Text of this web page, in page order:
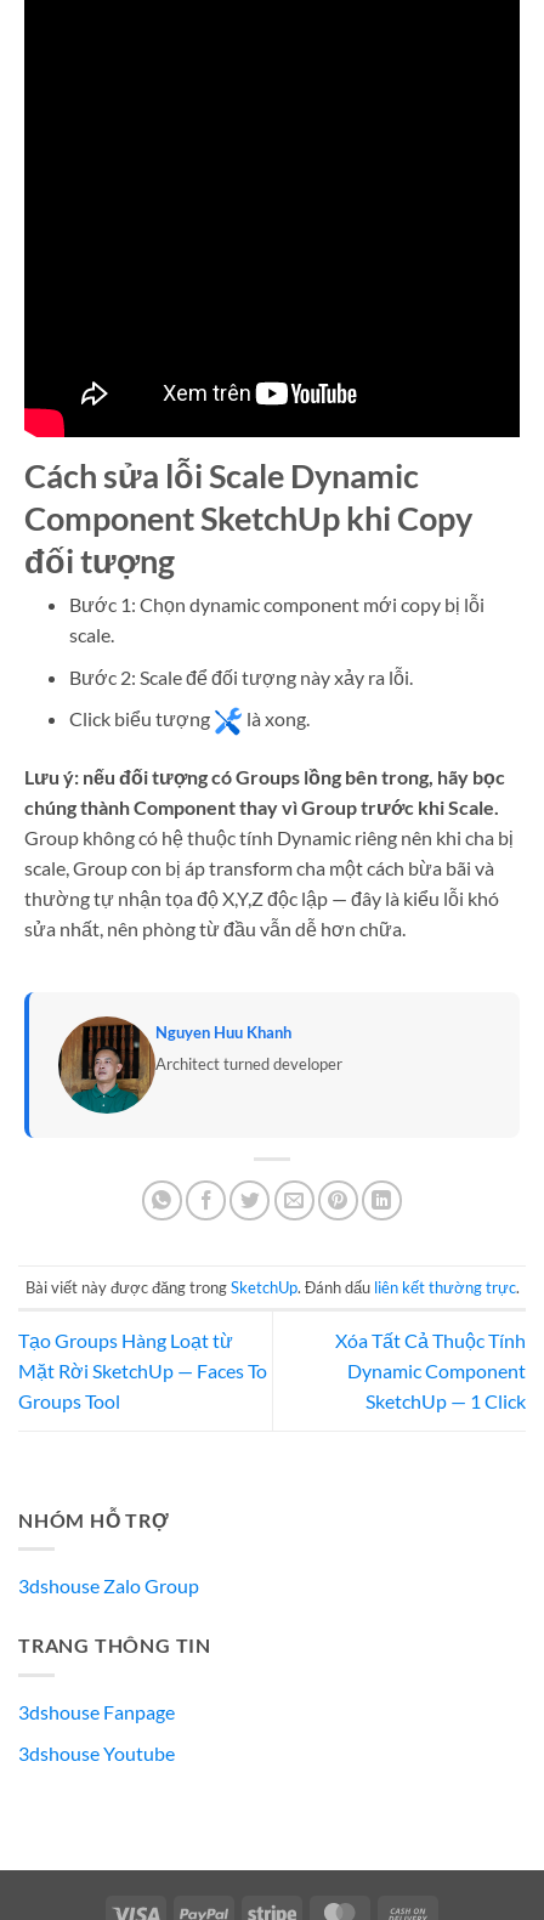
Cách sửa lỗi Scale Dynamic
Component SketchUp khi Copy
đối tượng
Bước 1: Chọn dynamic component mới copy bị lỗi
scale.
Bước 2: Scale để đối tượng này xảy ra lỗi.
Click biểu tượng
là xong.
Lưu ý: nếu đối tượng có Groups lồng bên trong, hãy bọc
chúng thành Component thay vì Group trước khi Scale.
Group không có hệ thuộc tính Dynamic riêng nên khi cha bị
scale, Group con bị áp transform cha một cách bừa bãi và
thường tự nhận tọa độ X,Y,Z độc lập — đây là kiểu lỗi khó
sửa nhất, nên phòng từ đầu vẫn dễ hơn chữa.
Nguyen Huu Khanh
Architect turned developer
Bài viết này được đăng trongSketchUp. Đánh dấu liên kết thường trực.
Tạo Groups Hàng Loạt từ
Mặt Rời SketchUp — Faces To
Groups Tool
Xóa Tất Cả Thuộc Tính
Dynamic Component
SketchUp — 1 Click
NHÓM HỖ TRỢ
3dshouse Zalo Group
TRANG THÔNG TIN
3dshouse Fanpage
3dshouse Youtube
Visa PayPal Stripe MasterCard